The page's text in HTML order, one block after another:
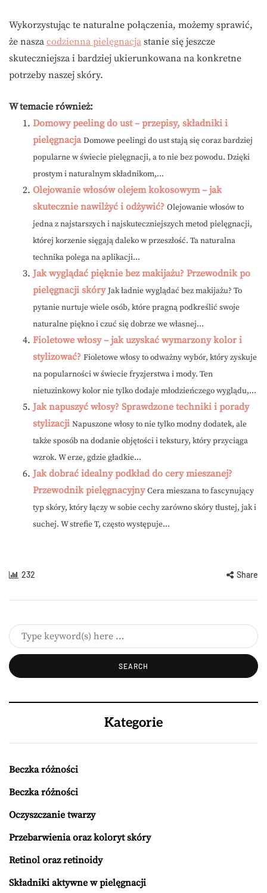
Wykorzystując te naturalne połączenia, możemy sprawić,
że nasza codzienna pielęgnacja stanie się jeszcze
skuteczniejsza i bardziej ukierunkowana na konkretne
potrzeby naszej skóry.
W temacie również:
Domowy peeling do ust – przepisy, składniki i
pielęgnacja Domowe peelingi do ust stają się coraz bardziej
popularne w świecie pielęgnacji, a to nie bez powodu. Dzięki
prostym i naturalnym składnikom,...
Olejowanie włosów olejem kokosowym – jak
skutecznie nawilżyć i odżywić? Olejowanie włosów to
jedna z najstarszych i najskuteczniejszych metod pielęgnacji,
której korzenie sięgają daleko w przeszłość. Ta naturalna
technika polega na aplikacji...
Jak wyglądać pięknie bez makijażu? Przewodnik po
pielęgnacji skóry Jak ładnie wyglądać bez makijażu? To
pytanie nurtuje wiele osób, które pragną podkreślić swoje
naturalne piękno i czuć się dobrze we własnej...
Fioletowe włosy – jak uzyskać wymarzony kolor i
stylizować? Fioletowe włosy to odważny wybór, który zyskuje
na popularności w świecie fryzjerstwa i mody. Ten
nietuzinkowy kolor nie tylko dodaje młodzieńczego wyglądu,...
Jak napuszyć włosy? Sprawdzone techniki i porady
stylizacji Napuszone włosy to nie tylko modny dodatek, ale
także sposób na dodanie objętości i tekstury, który przyciąga
wzrok. W erze, gdzie gładkie...
Jak dobrać idealny podkład do cery mieszanej?
Przewodnik pielęgnacyjny Cera mieszana to fascynujący
typ skóry, który łączy w sobie cechy zarówno skóry tłustej, jak i
suchej. W strefie T, często występuje...
232 Share
Kategorie
Beczka różności
Beczka różności
Oczyszczanie twarzy
Przebarwienia oraz koloryt skóry
Retinol oraz retinoidy
Składniki aktywne w pielęgnacji